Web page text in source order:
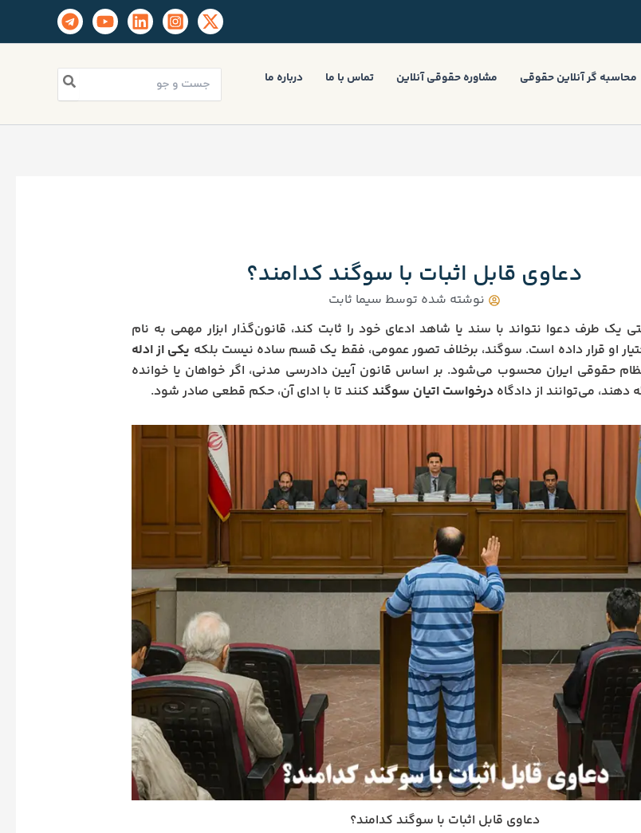
محاسبه گر آنلاین حقوقی مشاوره حقوقی آنلاین تماس با ما درباره ما
برای:
دعاوی قابل اثبات با سوگند کدامند؟
نوشته شده توسط سیما ثابت
یک طرف دعوا نتواند با سند یا شاهد ادعای خود را ثابت کند، قانون‌گذار ابزار مهمی به نام
او قرار داده است. سوگند، برخلاف تصور عمومی، فقط یک قسم ساده نیست بلکه یکی از ادله
حقوقی ایران محسوب می‌شود. بر اساس قانون آیین دادرسی مدنی، اگر خواهان یا خوانده
دهند، می‌توانند از دادگاه درخواست اتیان سوگند کنند تا با ادای آن، حکم قطعی صادر شود.
دعاوی قابل اثبات با سوگند کدامند؟